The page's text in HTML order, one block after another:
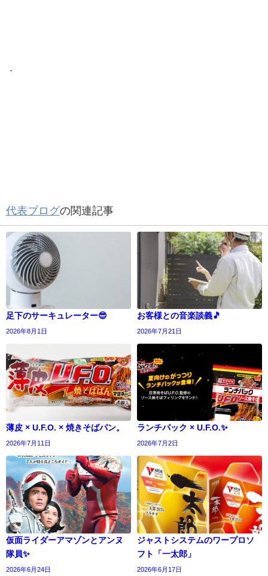
代表ブログの関連記事
足下のサーキュレーター😎
2026年8月1日
お客様との音楽談義🎵
2026年7月21日
薄皮 × U.F.O. × 焼きそばパン。
2026年7月11日
ランチパック × U.F.O.✨
2026年7月2日
仮面ライダーアマゾンとアンヌ
隊員✨
2026年6月24日
ジャストシステムのワープロソ
フト「一太郎」
2026年6月17日